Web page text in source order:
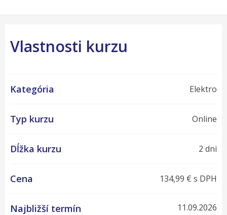
Vlastnosti kurzu
Kategória Elektro
Typ kurzu Online
Dĺžka kurzu 2 dni
Cena 134,99 € s DPH
Najbližší termín 11.09.2026